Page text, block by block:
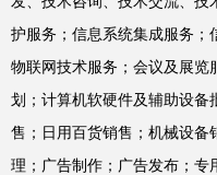
护服务；信息系统集成服务；
物联网技术服务；会议及展览
划；计算机软硬件及辅助设备
售；日用百货销售；机械设备
理；广告制作；广告发布；专